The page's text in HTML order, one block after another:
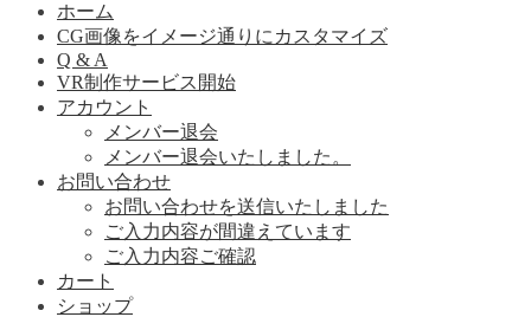
ホーム
CG画像をイメージ通りにカスタマイズ
Q & A
VR制作サービス開始
アカウント
メンバー退会
メンバー退会いたしました。
お問い合わせ
お問い合わせを送信いたしました
ご入力内容が間違えています
ご入力内容ご確認
カート
ショップ